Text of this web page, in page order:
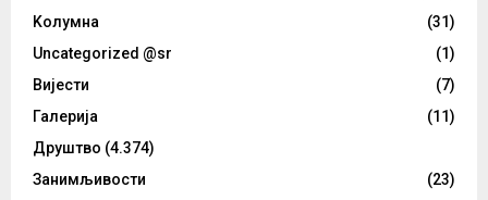
Kолумнa
(31)
Uncategorized @sr
(1)
Вијести
(7)
Галерија
(11)
Друштво (4.374)
Занимљивости
(23)